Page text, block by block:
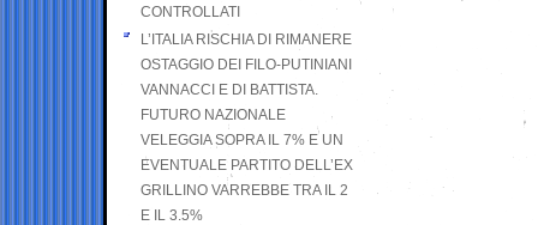
CONTROLLATI
L’ITALIA RISCHIA DI RIMANERE
OSTAGGIO DEI FILO-PUTINIANI
VANNACCI E DI BATTISTA.
FUTURO NAZIONALE
VELEGGIA SOPRA IL 7% E UN
EVENTUALE PARTITO DELL’EX
GRILLINO VARREBBE TRA IL 2
E IL 3.5%